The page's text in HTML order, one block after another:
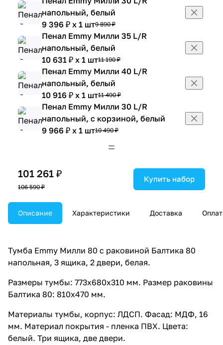
напольный, белый
9 396 ₽ x 1 шт9 890 ₽
Пенал Emmy Милли 35 L/R
напольный, белый
10 631 ₽ x 1 шт11 190 ₽
Пенал Emmy Милли 40 L/R
напольный, белый
10 916 ₽ x 1 шт11 490 ₽
Пенал Emmy Милли 30 L/R
напольный, с корзиной, белый
9 966 ₽ x 1 шт10 490 ₽
Пенал Emmy Милли 40 L/R
напольный, с корзиной, белый
11 391 ₽ x 1 шт
Тумба-комод Emmy Милли 40 L/R,
белая
Тумба-комод Emmy Милли 30 L/R,
белая
Тумба-комод Emmy Милли 35 L/R,
белая
101 261 ₽
106 590 ₽
Купить набор
Описание Характеристики Доставка
Тумба Emmy Милли 80 с раковиной Балтика 80
напольная, 3 ящика, 2 двери, белая.
Размеры тумбы: 773х680х310 мм. Размер раковины
Балтика 80: 810х470 мм.
Материалы тумбы, корпус: ЛДСП. Фасад: МДФ, 16
мм. Материал покрытия - пленка ПВХ. Цвета:
белый. Три ящика, две двери.